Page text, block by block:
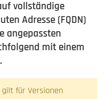
vollständige
Adresse (FQDN)
angepassten
mit einem
für Versionen